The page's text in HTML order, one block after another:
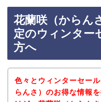
花蘭咲（からん
定のウィンター
方へ
色々とウィンターセー
らんさ）のお得な情報